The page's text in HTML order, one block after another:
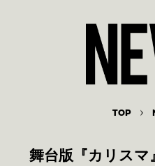
TOP
舞台版『カリスマ